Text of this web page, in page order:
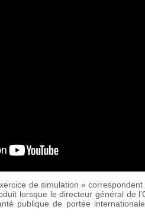
de simulation »
lorsque le directeur général de
publique de portée